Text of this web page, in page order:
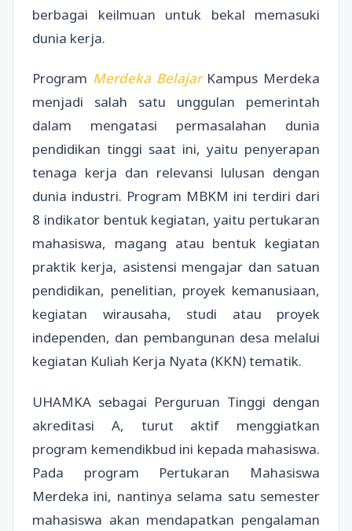
berbagai keilmuan untuk bekal memasuki
dunia kerja.
Program Merdeka BelajarKampus Merdeka
menjadi salah satu unggulan pemerintah
dalam mengatasi permasalahan dunia
pendidikan tinggi saat ini, yaitu penyerapan
tenaga kerja dan relevansi lulusan dengan
dunia industri. Program MBKM ini terdiri dari
8 indikator bentuk kegiatan, yaitu pertukaran
mahasiswa, magang atau bentuk kegiatan
praktik kerja, asistensi mengajar dan satuan
pendidikan, penelitian, proyek kemanusiaan,
kegiatan wirausaha, studi atau proyek
independen, dan pembangunan desa melalui
kegiatan Kuliah Kerja Nyata (KKN) tematik.
UHAMKA sebagai Perguruan Tinggi dengan
akreditasi A, turut aktif menggiatkan
program kemendikbud ini kepada mahasiswa.
Pada program Pertukaran Mahasiswa
Merdeka ini, nantinya selama satu semester
mahasiswa akan mendapatkan pengalaman